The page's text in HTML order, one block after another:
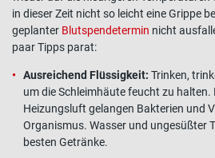
in dieser Zeit nicht so leicht eine Grippe
geplanter Blutspendetermin nicht
paar Tipps parat:
Ausreichend Flüssigkeit: Trinken,
um die Schleimhäute feucht zu halten.
Heizungsluft gelangen Bakterien und
Organismus. Wasser und ungesüßter
besten Getränke.